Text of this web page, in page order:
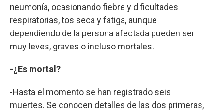
neumonía, ocasionando fiebre y dificultades
respiratorias, tos seca y fatiga, aunque
dependiendo de la persona afectada pueden ser
muy leves, graves o incluso mortales.
-¿Es mortal?
-Hasta el momento se han registrado seis
muertes. Se conocen detalles de las dos primeras,